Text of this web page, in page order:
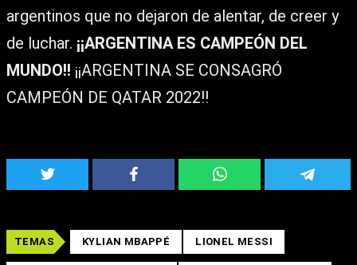
argentinos que no dejaron de alentar, de creer y
de luchar. ¡¡ARGENTINA ES CAMPEÓN DEL
MUNDO!! ¡¡ARGENTINA SE CONSAGRÓ
CAMPEÓN DE QATAR 2022!!
TEMAS KYLIAN MBAPPÉ LIONEL MESSI